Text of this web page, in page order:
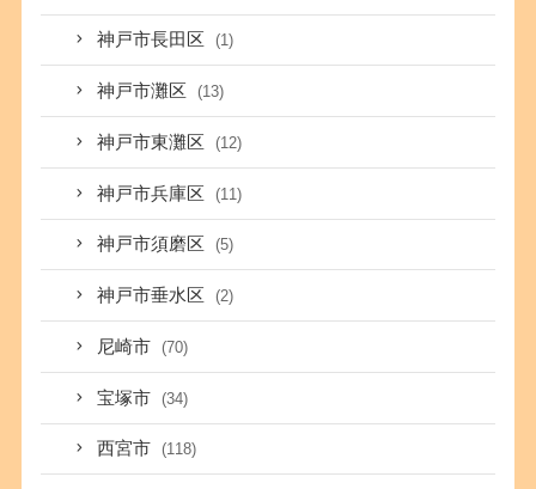
神戸市長田区 (1)
神戸市灘区 (13)
神戸市東灘区 (12)
神戸市兵庫区 (11)
神戸市須磨区 (5)
神戸市垂水区 (2)
尼崎市 (70)
宝塚市 (34)
西宮市 (118)